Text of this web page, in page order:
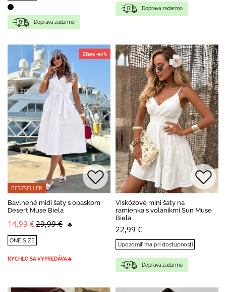
Doprava zadarmo
Doprava zadarmo
Zľava -50%
BESTSELLER
Bavlnené midi šaty s opaskom
Desert Muse Biela
14,99 €29,99 € 🔥
ONE SIZE
RYCHLO SA VYPREDÁVA🔥
Viskózové mini šaty na
ramienka s volánikmi Sun Muse
Biela
22,99 €
Upozorniť ma pri dostupnosti
Doprava zadarmo